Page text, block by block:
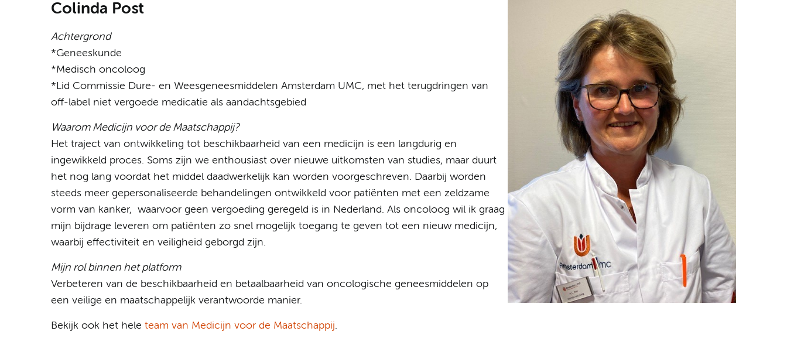
Colinda Post
Achtergrond
*Geneeskunde
*Medisch oncoloog
*Lid Commissie Dure- en Weesgeneesmiddelen Amsterdam UMC, met het terugdringen van
off-label niet vergoede medicatie als aandachtsgebied
Waarom Medicijn voor de Maatschappij?
Het traject van ontwikkeling tot beschikbaarheid van een medicijn is een langdurig en
ingewikkeld proces. Soms zijn we enthousiast over nieuwe uitkomsten van studies, maar duurt
het nog lang voordat het middel daadwerkelijk kan worden voorgeschreven. Daarbij worden
steeds meer gepersonaliseerde behandelingen ontwikkeld voor patiënten met een zeldzame
vorm van kanker, waarvoor geen vergoeding geregeld is in Nederland. Als oncoloog wil ik graag
mijn bijdrage leveren om patiënten zo snel mogelijk toegang te geven tot een nieuw medicijn,
waarbij effectiviteit en veiligheid geborgd zijn.
Mijn rol binnen het platform
Verbeteren van de beschikbaarheid en betaalbaarheid van oncologische geneesmiddelen op
een veilige en maatschappelijk verantwoorde manier.
Bekijk ook het hele team van Medicijn voor de Maatschappij.